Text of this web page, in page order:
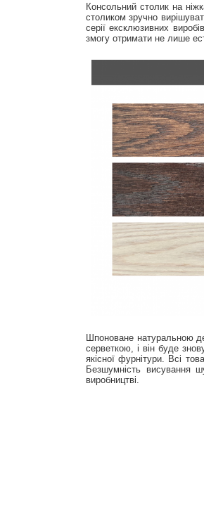
Консольний столик на
столиком зручно
серії ексклюзивних
змогу отримати не лише
Шпоноване натуральною
серветкою, і він буде
якісної фурнітури. Всі
Безшумність висування
виробництві.